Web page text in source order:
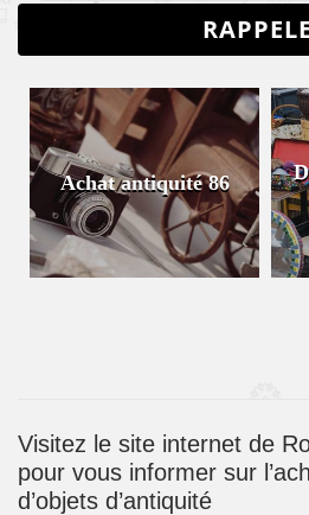
Achat antiquité 86
Visitez le site internet de
pour vous informer sur
d’objets d’antiquité